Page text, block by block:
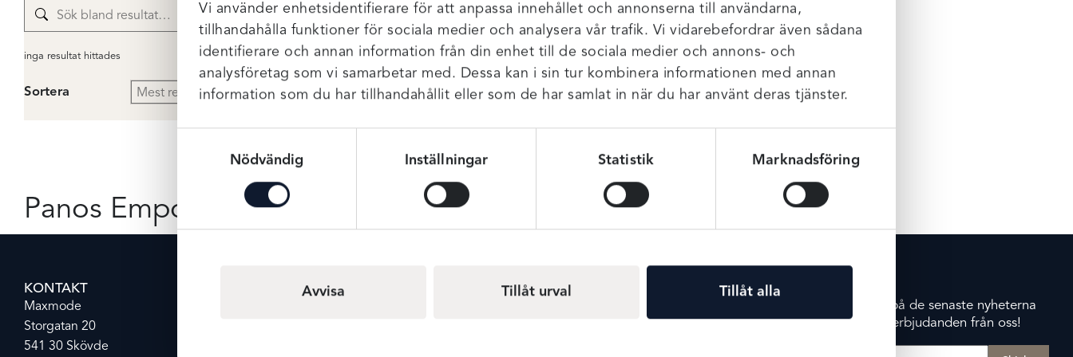
Vi använder enhetsidentifierare för att anpassa innehållet och annonserna till användarna,
tillhandahålla funktioner för sociala medier och analysera vår trafik. Vi vidarebefordrar även sådana
identifierare och annan information från din enhet till de sociala medier och annons- och
analysföretag som vi samarbetar med. Dessa kan i sin tur kombinera informationen med annan
information som du har tillhandahållit eller som de har samlat in när du har använt deras tjänster.
Nödvändig
Inställningar Statistik Marknadsföring
Avvisa Tillåt urval Tillåt alla
inga resultat hittades
Sortera
Inga resultat hittades
Panos Emporio
KONTAKT
Maxmode
Storgatan 20
541 30 Skövde
KUNDSERVICE
Prenumerera på de senaste nyheterna
och exklusiva erbjudanden från oss!